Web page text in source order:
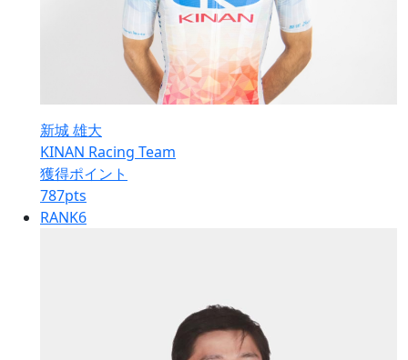
新城 雄大
KINAN Racing Team
獲得ポイント
787pts
RANK6